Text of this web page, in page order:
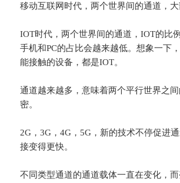
移动互联网时代，两个世界间的通道，大
IOT时代，两个世界间的通道，IOT的比
手机和PC的占比会越来越低。想象一下
能接触的设备，都是IOT。
通道越来越多，意味着两个平行世界之
密。
2G，3G，4G，5G，新的技术不停促进
接变得更快。
不同类型通道的通道载体一直在变化，